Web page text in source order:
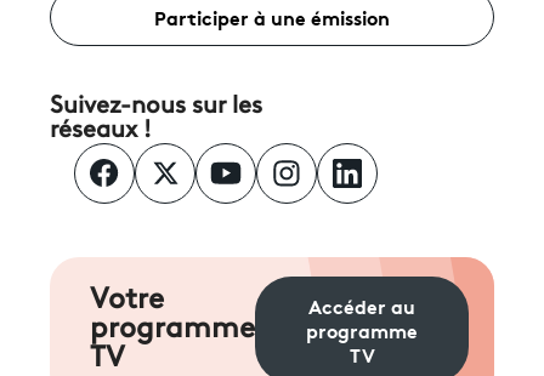
Participer à une émission
Suivez-nous sur les
réseaux !
Votre
programme
TV
Accéder au
programme
TV